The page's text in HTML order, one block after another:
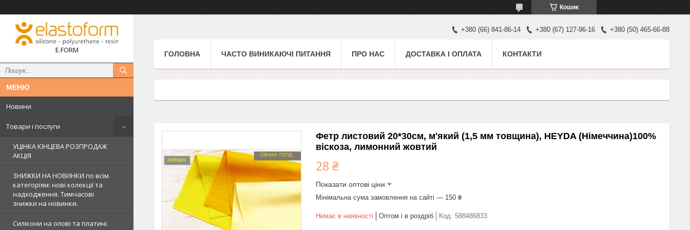
Кошик
E.FORM
Новини
Товари і послуги
УЦІНКА КІНЦЕВА РОЗПРОДАЖ
АКЦІЯ
ЗНИЖКИ НА НОВИНКИ по всім
категоріям: нові колекцїї та
надходження. Тимчасові
знижки на новинки.
Силікони на олові та платині.
+380 (66) 841-86-14 +380 (67) 127-96-16 +380 (50) 465-66-88
ГОЛОВНА ЧАСТО ВИНИКАЮЧІ ПИТАННЯ ПРО НАС ДОСТАВКА І ОПЛАТА КОНТАКТИ
Фетр листовий 20*30см, м'який (1,5 мм товщина), HEYDA (Німеччина)100%
віскоза, лимонний жовтий
28 ₴
Показати оптові ціни
Мінімальна сума замовлення на сайті — 150 ₴
Немає в наявності Оптом і в роздріб Код: 588486833